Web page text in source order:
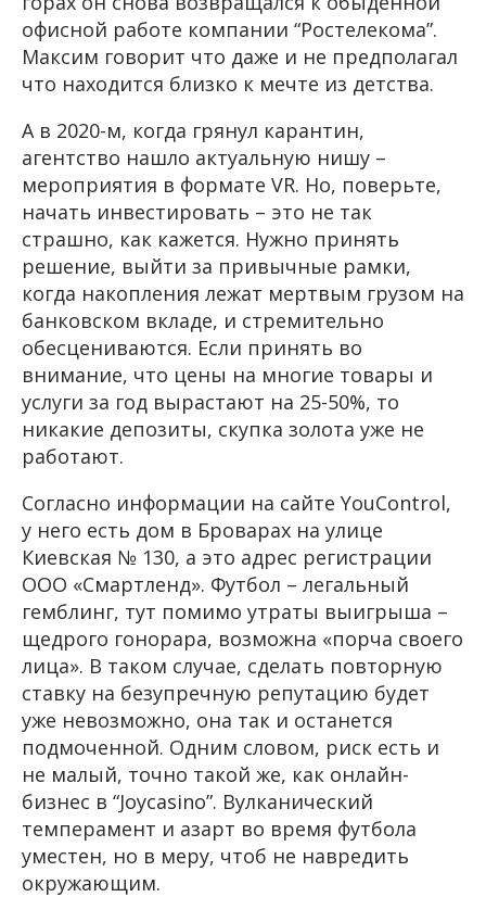
офисной работе компании “Ростелекома”.
Максим говорит что даже и не предполагал
что находится близко к мечте из детства.
А в 2020-м, когда грянул карантин,
агентство нашло актуальную нишу –
мероприятия в формате VR. Но, поверьте,
начать инвестировать – это не так
страшно, как кажется. Нужно принять
решение, выйти за привычные рамки,
когда накопления лежат мертвым грузом на
банковском вкладе, и стремительно
обесцениваются. Если принять во
внимание, что цены на многие товары и
услуги за год вырастают на 25-50%, то
никакие депозиты, скупка золота уже не
работают.
Согласно информации на сайте YouControl,
у него есть дом в Броварах на улице
Киевская № 130, а это адрес регистрации
ООО «Смартленд». Футбол – легальный
гемблинг, тут помимо утраты выигрыша –
щедрого гонорара, возможна «порча своего
лица». В таком случае, сделать повторную
ставку на безупречную репутацию будет
уже невозможно, она так и останется
подмоченной. Одним словом, риск есть и
не малый, точно такой же, как онлайн-
бизнес в “Joycasino”. Вулканический
темперамент и азарт во время футбола
уместен, но в меру, чтоб не навредить
окружающим.